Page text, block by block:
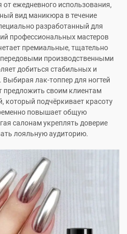
ежедневного использования,
вид маникюра в течение
разработанный для
профессиональных мастеров
премиальные, тщательно
производственными
добиться стабильных и
лак-топпер для ногтей
предложить своим клиентам
который подчёркивает красоту
повышает общую
салонам укреплять доверие
лояльную аудиторию.